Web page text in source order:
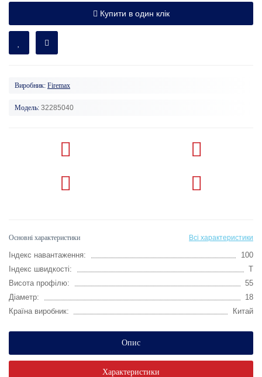
Купити в один клік
Виробник: Firemax
Модель: 32285040
Основні характеристики Всі характеристики
Індекс навантаження:
100
Індекс швидкості:
T
Висота профілю:
55
Діаметр:
18
Країна виробник:
Китай
Опис
Характеристики